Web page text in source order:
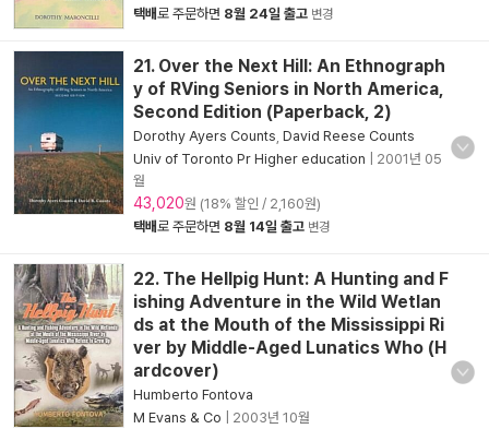
택배로 주문하면 8월 24일 출고 변경
21. Over the Next Hill: An Ethnograph
y of RVing Seniors in North America,
Second Edition (Paperback, 2)
Dorothy Ayers Counts David Reese Counts
Univ of Toronto Pr Higher education
2001년 05
월
43,020원 (18% 할인 / 2,160원)
택배로 주문하면 8월 14일 출고 변경
22. The Hellpig Hunt: A Hunting and F
ishing Adventure in the Wild Wetlan
ds at the Mouth of the Mississippi Ri
ver by Middle-Aged Lunatics Who (H
ardcover)
Humberto Fontova
M Evans & Co
2003년 10월